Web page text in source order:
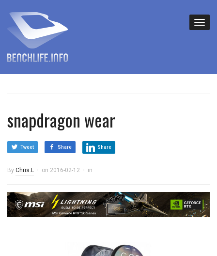
snapdragon wear
Tweet Share Share
By Chris.L on 2016-02-12 in